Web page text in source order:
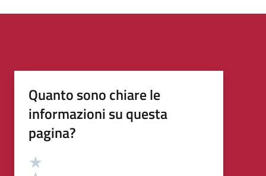
Quanto sono chiare le
informazioni su questa
pagina?
Valutazione